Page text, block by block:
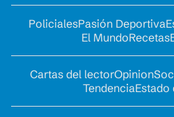
PolicialesPasión Deportiva
El MundoRecetas
Cartas del lectorOpinion
TendenciaEstado